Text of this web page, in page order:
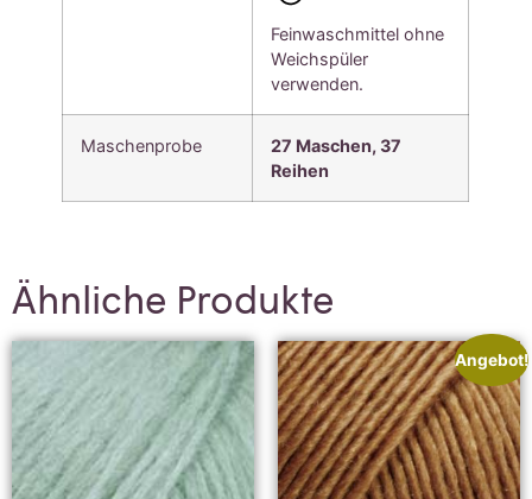
Feinwaschmittel ohne
Weichspüler
verwenden.
Maschenprobe
27 Maschen, 37
Reihen
Ähnliche Produkte
Angebot!